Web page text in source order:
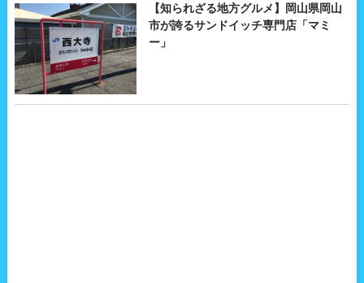
【知られざる地方グルメ】岡山県岡山
市が誇るサンドイッチ専門店「マミ
ー」